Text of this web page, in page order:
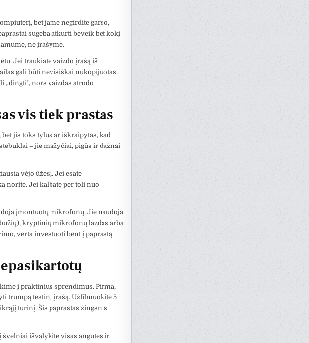
bet jame negirdite garso,
sugeba atkurti beveik bet kokį
ne įrašyme.
Jei traukiate vaizdo įrašą iš
gali būti nevisiškai nukopijuotas.
„dingti”, nors vaizdas atrodo
vis tiek prastas
jis toks tylus ar iškraipytas, kad
– jie mažyčiai, pigūs ir dažnai
vėjo ūžesį. Jei esate
norite. Jei kalbate per toli nuo
įmontuotų mikrofonų. Jie naudoja
kryptinių mikrofonų lazdas arba
verta investuoti bent į paprastą
į praktinius sprendimus. Pirma,
trumpą testinį įrašą. Užfilmuokite 5
turinį. Šis paprastas žingsnis
švelniai išvalykite visas angutes ir